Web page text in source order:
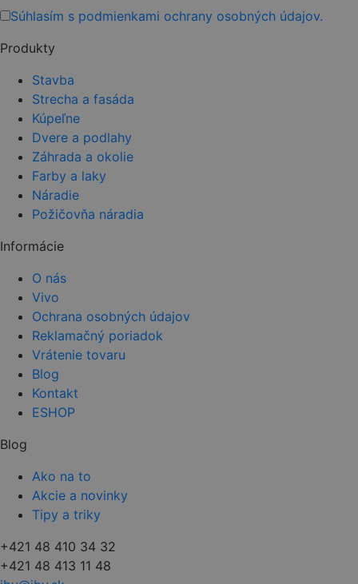
this
empty.
Súhlasím s podmienkami ochrany osobných údajov.
Produkty
Stavba
Strecha a fasáda
Kúpeľne
Dvere a podlahy
Záhrada a okolie
Farby a laky
Náradie
Požičovňa náradia
Informácie
O nás
Vivo
Ochrana osobných údajov
Reklamačný poriadok
Vrátenie tovaru
Blog
Kontakt
ESHOP
Blog
Ako na to
Akcie a novinky
Tipy a triky
+421 48 410 34 32
+421 48 413 11 48